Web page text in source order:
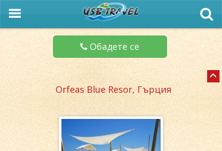
Обадете се
Orfeas Blue Resor, Гърция